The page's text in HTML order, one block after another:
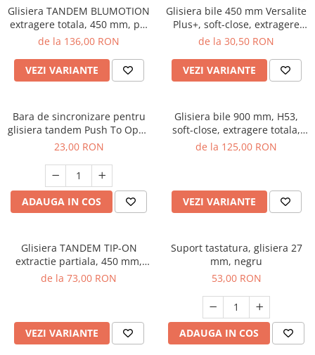
Glisiera TANDEM BLUMOTION
extragere totala, 450 mm, pal
18 mm, 30 kg
de la 136,00 RON
VEZI VARIANTE
Glisiera bile 450 mm Versalite
Plus+, soft-close, extragere
totala, 40 kg, negru mat
de la 30,50 RON
VEZI VARIANTE
Bara de sincronizare pentru
glisiera tandem Push To Open
L1100 mm
23,00 RON
ADAUGA IN COS
Glisiera bile 900 mm, H53,
soft-close, extragere totala,
100 kg
de la 125,00 RON
VEZI VARIANTE
Glisiera TANDEM TIP-ON
extractie partiala, 450 mm,
pal 18 mm, 30 kg
de la 73,00 RON
VEZI VARIANTE
Suport tastatura, glisiera 27
mm, negru
53,00 RON
ADAUGA IN COS